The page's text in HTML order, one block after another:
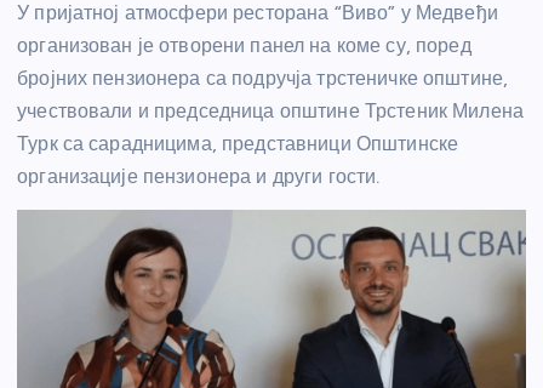
У пријатној атмосфери ресторана “Виво” у Медвеђи
организован је отворени панел на коме су, поред
бројних пензионера са подручја трстеничке општине,
учествовали и председница општине Трстеник Милена
Турк са сарадницима, представници Општинске
организације пензионера и други гости.